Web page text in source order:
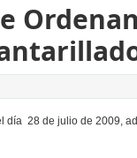
día 28 de julio de 2009,